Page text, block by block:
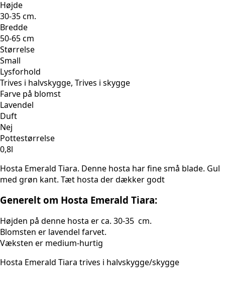
Højde
30-35 cm.
Bredde
50-65 cm
Størrelse
Small
Lysforhold
Trives i halvskygge, Trives i skygge
Farve på blomst
Lavendel
Duft
Nej
Pottestørrelse
0,8l
Hosta Emerald Tiara. Denne hosta har fine små blade. Gul
med grøn kant. Tæt hosta der dækker godt
Generelt om Hosta Emerald Tiara:
Højden på denne hosta er ca. 30-35 cm.
Blomsten er lavendel farvet.
Væksten er medium-hurtig
Hosta Emerald Tiara trives i halvskygge/skygge